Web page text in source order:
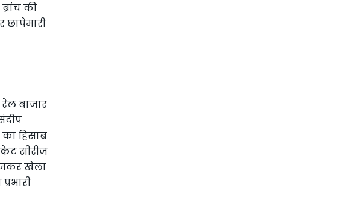
की
बाजार
हिसाब
सीरीज
खेला